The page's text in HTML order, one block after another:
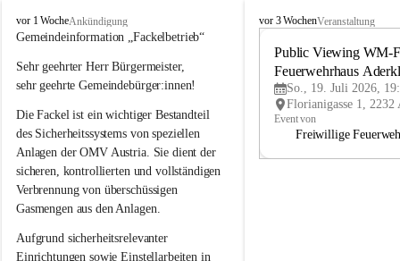
A
d
r
k
a
a
vor 1 WocheAnkündigung
Gemeindeinformation „Fackelbetrieb“
Sehr geehrter Herr Bürgermeister,
sehr geehrte Gemeindebürger:innen!
Die Fackel ist ein wichtiger Bestandteil
des Sicherheitssystems von speziellen
Anlagen der OMV Austria. Sie dient der
sicheren, kontrollierten und vollständigen
Verbrennung von überschüssigen
Gasmengen aus den Anlagen.
Aufgrund sicherheitsrelevanter
Einrichtungen sowie Einstellarbeiten in
A
vor 3 WochenVeranstaltung
Public Viewing WM-
Feuerwehrhaus
So., 19. Juli 2026,
Event von
Freiwillige